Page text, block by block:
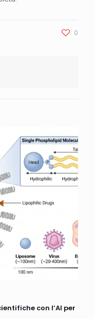
0
con l’AI per